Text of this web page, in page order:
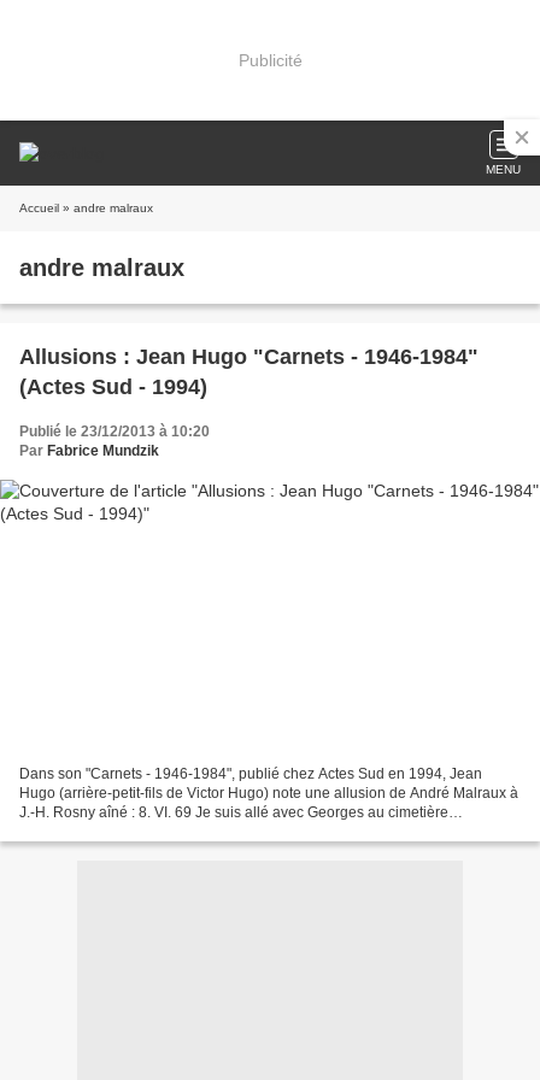
Publicité
MENU
Accueil » andre malraux
andre malraux
Allusions : Jean Hugo "Carnets - 1946-1984"
(Actes Sud - 1994)
Publié le 23/12/2013 à 10:20
Par Fabrice Mundzik
Dans son "Carnets - 1946-1984", publié chez Actes Sud en 1994, Jean
Hugo (arrière-petit-fils de Victor Hugo) note une allusion de André Malraux à
J.-H. Rosny aîné : 8. VI. 69 Je suis allé avec Georges au cimetière